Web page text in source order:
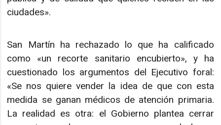
ciudades».
San Martín ha rechazado lo que ha calificado
como «un recorte sanitario encubierto», y ha
cuestionado los argumentos del Ejecutivo foral:
«Se nos quiere vender la idea de que con esta
medida se ganan médicos de atención primaria.
La realidad es otra: el Gobierno plantea cerrar